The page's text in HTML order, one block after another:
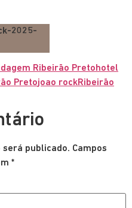
Ribeirão Pretohotel
Pretojoao rockRibeirão
será publicado. Campos
*